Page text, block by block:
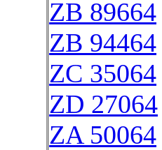
ZB 89664
ZB 94464
ZC 35064
ZD 27064
ZA 50064